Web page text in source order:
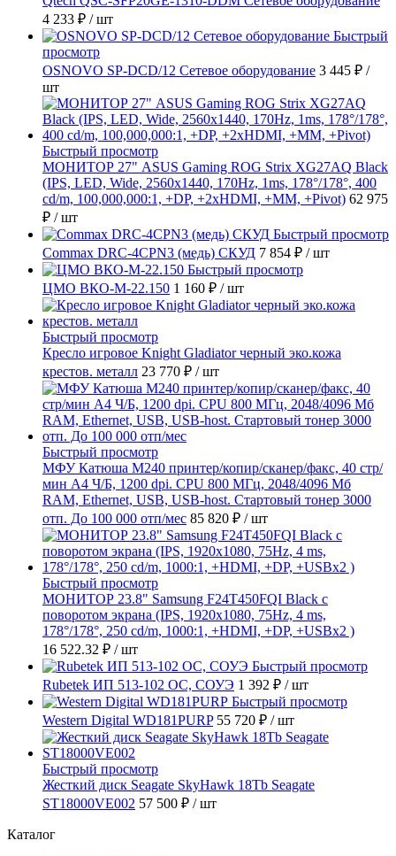
4 233 ₽ / шт
Быстрый
просмотр
OSNOVO SP-DCD/12 Сетевое оборудование 3 445 ₽ /
шт
Быстрый просмотр
МОНИТОР 27" ASUS Gaming ROG Strix XG27AQ Black
(IPS, LED, Wide, 2560x1440, 170Hz, 1ms, 178°/178°, 400
cd/m, 100,000,000:1, +DP, +2хHDMI, +MM, +Pivot) 62 975
₽ / шт
Быстрый просмотр
Commax DRC-4CPN3 (медь) СКУД 7 854 ₽ / шт
Быстрый просмотр
ЦМО ВКО-М-22.150 1 160 ₽ / шт
Быстрый просмотр
Кресло игровое Knight Gladiator черный эко.кожа
крестов. металл 23 770 ₽ / шт
Быстрый просмотр
МФУ Катюша M240 принтер/копир/сканер/факс, 40 стр/
мин А4 Ч/Б, 1200 dpi. CPU 800 МГц, 2048/4096 Мб
RAM, Ethernet, USB, USB-host. Стартовый тонер 3000
отп. До 100 000 отп/мес 85 820 ₽ / шт
Быстрый просмотр
МОНИТОР 23.8" Samsung F24T450FQI Black с
поворотом экрана (IPS, 1920x1080, 75Hz, 4 ms,
178°/178°, 250 cd/m, 1000:1, +HDMI, +DP, +USBx2 )
16 522.32 ₽ / шт
Быстрый просмотр
Rubetek ИП 513-102 ОС, СОУЭ 1 392 ₽ / шт
Быстрый просмотр
Western Digital WD181PURP 55 720 ₽ / шт
Быстрый просмотр
Жесткий диск Seagate SkyHawk 18Tb Seagate
ST18000VE002 57 500 ₽ / шт
Каталог